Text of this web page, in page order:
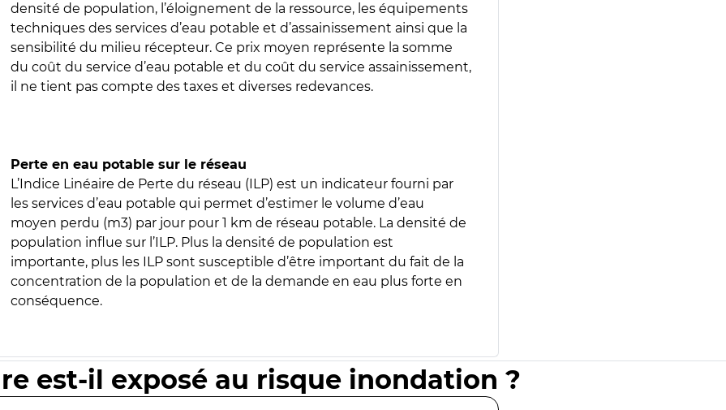
densité de population, l’éloignement de la ressource, les équipements
techniques des services d’eau potable et d’assainissement ainsi que la
sensibilité du milieu récepteur. Ce prix moyen représente la somme
du coût du service d’eau potable et du coût du service assainissement,
il ne tient pas compte des taxes et diverses redevances.
Perte en eau potable sur le réseau
L’Indice Linéaire de Perte du réseau (ILP) est un indicateur fourni par
les services d’eau potable qui permet d’estimer le volume d’eau
moyen perdu (m3) par jour pour 1 km de réseau potable. La densité de
population influe sur l’ILP. Plus la densité de population est
importante, plus les ILP sont susceptible d’être important du fait de la
concentration de la population et de la demande en eau plus forte en
conséquence.
est-il exposé au risque inondation ?